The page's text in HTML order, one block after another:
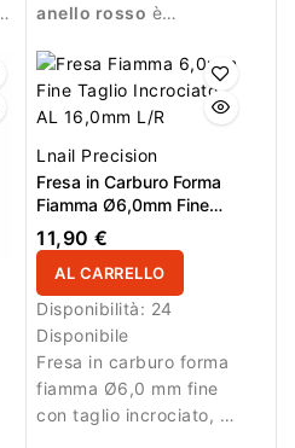
anello rosso è
professionale e
lavorazioni delicate.
Lnail Precision
Fresa in Carburo Forma
Fiamma Ø6,0mm Fine
Taglio Incrociato LL
16,0mm L/R
11,90 €
AL CARRELLO
Disponibilità: 24
Disponibile
Fresa in carburo forma
fiamma Ø6,0 mm fine
con taglio incrociato, AL